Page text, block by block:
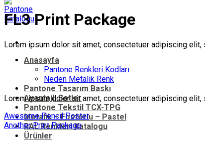
Anasayfa
Pantone Renkleri Kodları
Neden Metalik Renk
Pantone Tasarım Baskı
Avantajlı Setler
Pantone Tekstil TCX-TPG
Metalik – Fosforlu – Pastel
RAL Renkleri Katalogu
Ürünler
FL3 Print Package
Lorem ipsum dolor sit amet, consectetuer adipiscing
Lorem ipsum dolor sit amet, consectetuer adipiscing
Awesome Pencil Poster
Another Print Package